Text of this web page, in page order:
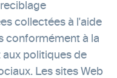
collectées à l'aide
conformément à la
politiques de
Les sites Web